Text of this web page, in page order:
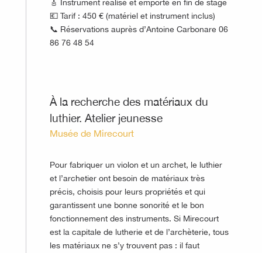
🎸 Instrument réalisé et emporté en fin de stage
💶 Tarif : 450 € (matériel et instrument inclus)
📞 Réservations auprès d’Antoine Carbonare 06
86 76 48 54
À la recherche des matériaux du
luthier. Atelier jeunesse
Musée de Mirecourt
Pour fabriquer un violon et un archet, le luthier
et l’archetier ont besoin de matériaux très
précis, choisis pour leurs propriétés et qui
garantissent une bonne sonorité et le bon
fonctionnement des instruments. Si Mirecourt
est la capitale de lutherie et de l’archèterie, tous
les matériaux ne s’y trouvent pas : il faut